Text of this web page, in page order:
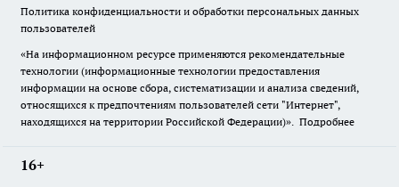
Политика конфиденциальности и обработки персональных данных
пользователей
«На информационном ресурсе применяются рекомендательные
технологии (информационные технологии предоставления
информации на основе сбора, систематизации и анализа сведений,
относящихся к предпочтениям пользователей сети "Интернет",
находящихся на территории Российской Федерации)». Подробнее
16+